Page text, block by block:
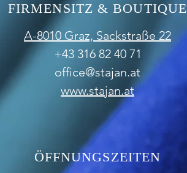
FIRMENSITZ & BOUTIQUE
A-8010 Graz, Sackstraße 22
+43 316 82 40 71
office@stajan.at
www.stajan.at
ÖFFNUNGSZEITEN